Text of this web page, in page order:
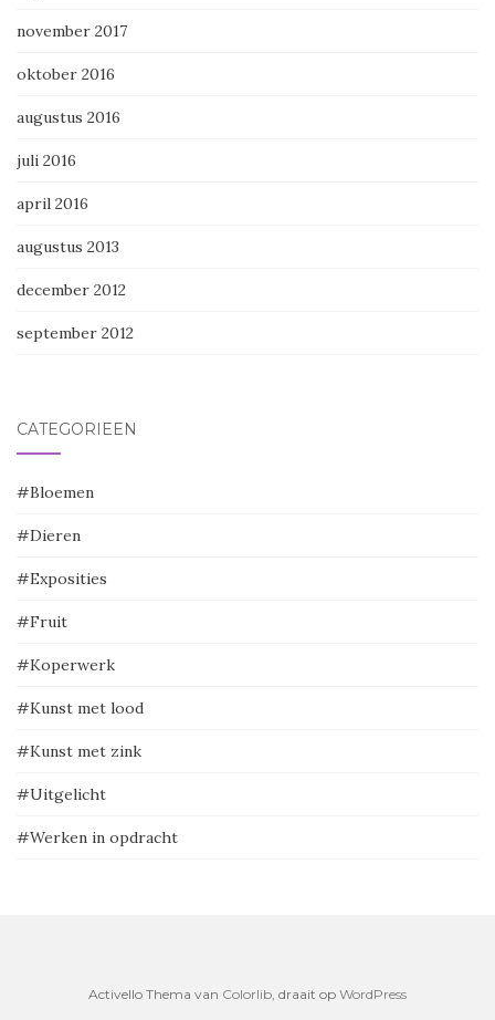
november 2017
oktober 2016
augustus 2016
juli 2016
april 2016
augustus 2013
december 2012
september 2012
CATEGORIEËN
#Bloemen
#Dieren
#Exposities
#Fruit
#Koperwerk
#Kunst met lood
#Kunst met zink
#Uitgelicht
#Werken in opdracht
Activello Thema van Colorlib, draait op WordPress